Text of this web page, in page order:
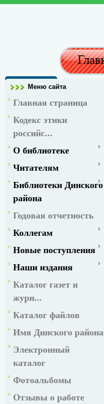
Меню сайта
Главная страница
Кодекс этики
российс...
О библиотеке
Читателям
Библиотеки Динского
района
Годовая отчетность
Коллегам
Новые поступления
Наши издания
Каталог газет и
журн...
Каталог файлов
Имя Динского района
Электронный
каталог
Фотоальбомы
Отзывы о работе